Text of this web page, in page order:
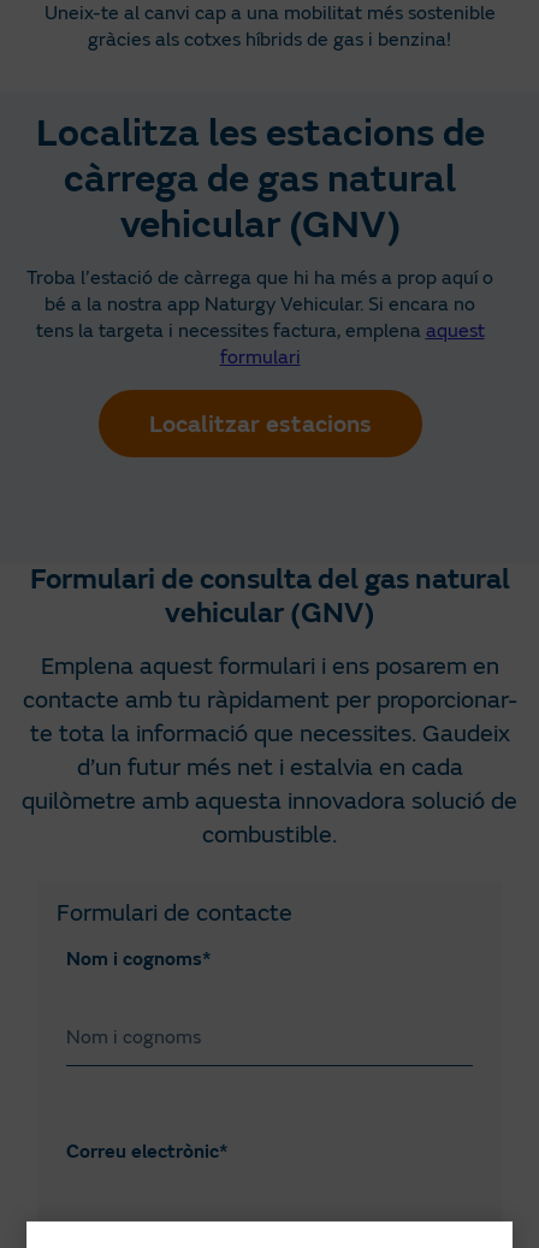
Uneix-te al canvi cap a una mobilitat més sostenible
gràcies als cotxes híbrids de gas i benzina!
Localitza les estacions de
càrrega de gas natural
vehicular (GNV)
Troba l’estació de càrrega que hi ha més a prop aquí o
bé a la nostra app Naturgy Vehicular. Si encara no
tens la targeta i necessites factura, emplena aquest
formulari
Localitzar estacions
Formulari de consulta del gas natural
vehicular (GNV)
Emplena aquest formulari i ens posarem en
contacte amb tu ràpidament per proporcionar-
te tota la informació que necessites. Gaudeix
d’un futur més net i estalvia en cada
quilòmetre amb aquesta innovadora solució de
combustible.
Formulari de contacte
Nom i cognoms*
Correu electrònic*